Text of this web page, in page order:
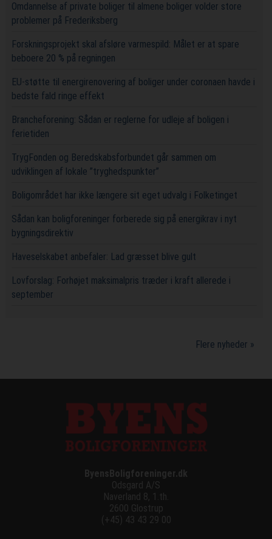
Omdannelse af private boliger til almene boliger volder store
problemer på Frederiksberg
Forskningsprojekt skal afsløre varmespild: Målet er at spare
beboere 20 % på regningen
EU-støtte til energirenovering af boliger under coronaen havde i
bedste fald ringe effekt
Brancheforening: Sådan er reglerne for udleje af boligen i
ferietiden
TrygFonden og Beredskabsforbundet går sammen om
udviklingen af lokale ”tryghedspunkter”
Boligområdet har ikke længere sit eget udvalg i Folketinget
Sådan kan boligforeninger forberede sig på energikrav i nyt
bygningsdirektiv
Haveselskabet anbefaler: Lad græsset blive gult
Lovforslag: Forhøjet maksimalpris træder i kraft allerede i
september
Flere nyheder »
ByensBoligforeninger.dk
Odsgard A/S
Naverland 8, 1.th.
2600 Glostrup
(+45) 43 43 29 00